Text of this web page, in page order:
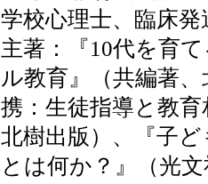
学校心理士、臨床発
主著：『10代を育
ル教育』（共編著
携：生徒指導と教
北樹出版）、『子
とは何か？』（光